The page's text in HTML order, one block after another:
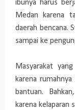
ibunya harus
Medan karena
daerah bencana.
sampai ke
Masyarakat
karena
bantuan.
karena kelaparan